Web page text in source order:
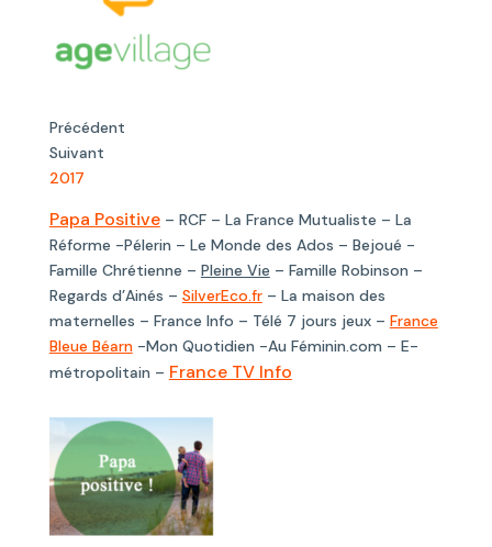
Précédent
Suivant
2017
Papa Positive– RCF – La France Mutualiste – La
Réforme -Pélerin – Le Monde des Ados – Bejoué -
Famille Chrétienne – Pleine Vie – Famille Robinson –
Regards d’Ainés – SilverEco.fr– La maison des
maternelles – France Info – Télé 7 jours jeux – France
Bleue Béarn-Mon Quotidien -Au Féminin.com – E-
métropolitain – France TV Info